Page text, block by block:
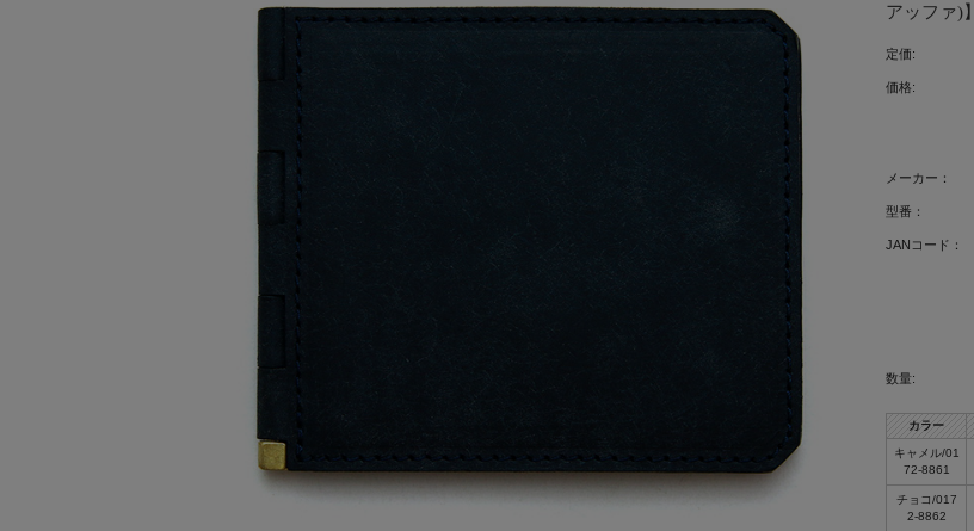
アッファ)
定価:
価格:
メーカー：
型番：
JANコード：
数量:
カラー
キャメル/01
72-8861
チョコ/017
2-8862